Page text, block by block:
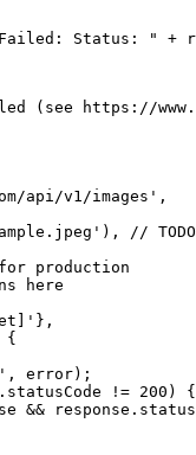
Status: " +
(see https://
api/v1/images',
//
production
here
{
error);
!= 200) {
&&